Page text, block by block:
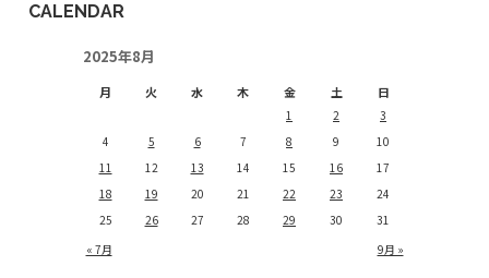
CALENDAR
2025年8月
月 火 水 木 金 土 日
« 7月 9月 »
1 2
3
4
5 6 7 8 9
10
11
12 13 14 15 16
17
18
19 20 21 22 23
24
25
26 27 28 29 30 31